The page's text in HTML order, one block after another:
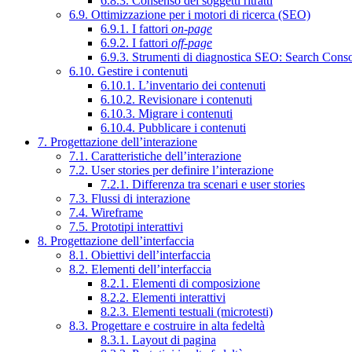
6.9. Ottimizzazione per i motori di ricerca (SEO)
6.9.1. I fattori on-page
6.9.2. I fattori off-page
6.9.3. Strumenti di diagnostica SEO: Search
6.10. Gestire i contenuti
6.10.1. L’inventario dei contenuti
6.10.2. Revisionare i contenuti
6.10.3. Migrare i contenuti
6.10.4. Pubblicare i contenuti
7. Progettazione dell’interazione
7.1. Caratteristiche dell’interazione
7.2. User stories per definire l’interazione
7.2.1. Differenza tra scenari e user stories
7.3. Flussi di interazione
7.4. Wireframe
7.5. Prototipi interattivi
8. Progettazione dell’interfaccia
8.1. Obiettivi dell’interfaccia
8.2. Elementi dell’interfaccia
8.2.1. Elementi di composizione
8.2.2. Elementi interattivi
8.2.3. Elementi testuali (microtesti)
8.3. Progettare e costruire in alta fedeltà
8.3.1. Layout di pagina